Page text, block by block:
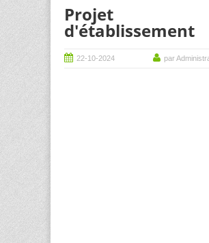
Projet
d'établissement
22-10-2024 par